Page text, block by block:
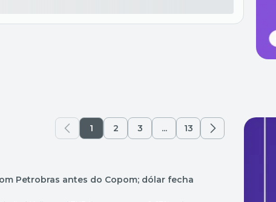
1 2 3 ... 13
Petrobras antes do Copom; dólar fecha